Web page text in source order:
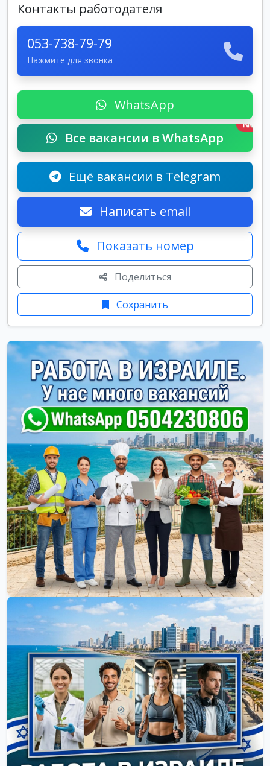
Контакты работодателя
053-738-79-79
Нажмите для звонка
WhatsApp
Все вакансии в WhatsApp
New
Ещё вакансии в Telegram
Написать email
Показать номер
Поделиться
Сохранить